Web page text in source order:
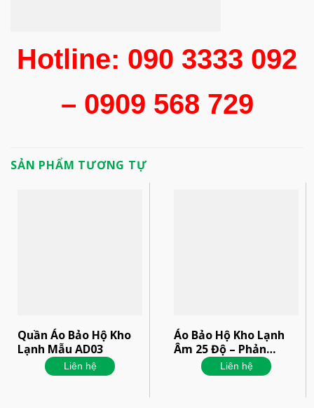
Hotline: 090 3333 092
– 0909 568 729
SẢN PHẨM TƯƠNG TỰ
Quần Áo Bảo Hộ Kho
Lạnh Mẫu AD03
Liên hệ
Áo Bảo Hộ Kho Lạnh
Âm 25 Độ – Phản
Quang Bụng
Liên hệ